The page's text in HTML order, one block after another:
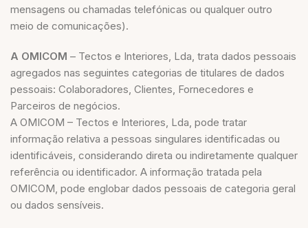
mensagens ou chamadas telefónicas ou qualquer outro
meio de comunicações).
A OMICOM – Tectos e Interiores, Lda, trata dados pessoais
agregados nas seguintes categorias de titulares de dados
pessoais: Colaboradores, Clientes, Fornecedores e
Parceiros de negócios.
A OMICOM – Tectos e Interiores, Lda, pode tratar
informação relativa a pessoas singulares identificadas ou
identificáveis, considerando direta ou indiretamente qualquer
referência ou identificador. A informação tratada pela
OMICOM, pode englobar dados pessoais de categoria geral
ou dados sensíveis.